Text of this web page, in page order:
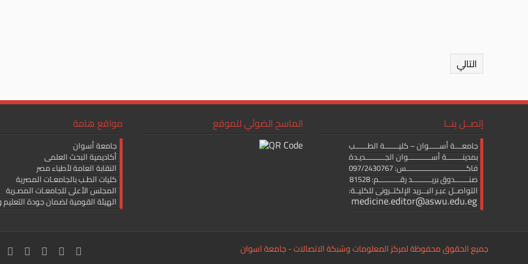
التالي
مواقع هامة
جامعة أسوان
أكاديمية البحث العلمى
النقابة العامة لأطباء مصر
كليات الطـب بالجامعـات المصرية
المجلس الأعلى للجامعـات المصـرية
الهيئة القومية لضمان جودة التعليم
الماسح الضوئي للموقع إتصــل بنــا
جامعــــة أســــــوان – كليــــــــة الطـــــــب
بمدينـــــــــة أســـــــــــــوان الجـــــــــــديـدة
فاكــــــــــــــــــــــــــــــــــس: 097/2430767
صنــــــــدوق بريـــــــــــد رقــــــــــــم: 81528
التواصــل عبـر البـــريد الإلكتــرونى للكليــة:
medicine.editor@aswu.edu.eg
جميع الحقوق محفوظة لمركز المعلومات وشبكة الاتصالات - جامعة اسوان